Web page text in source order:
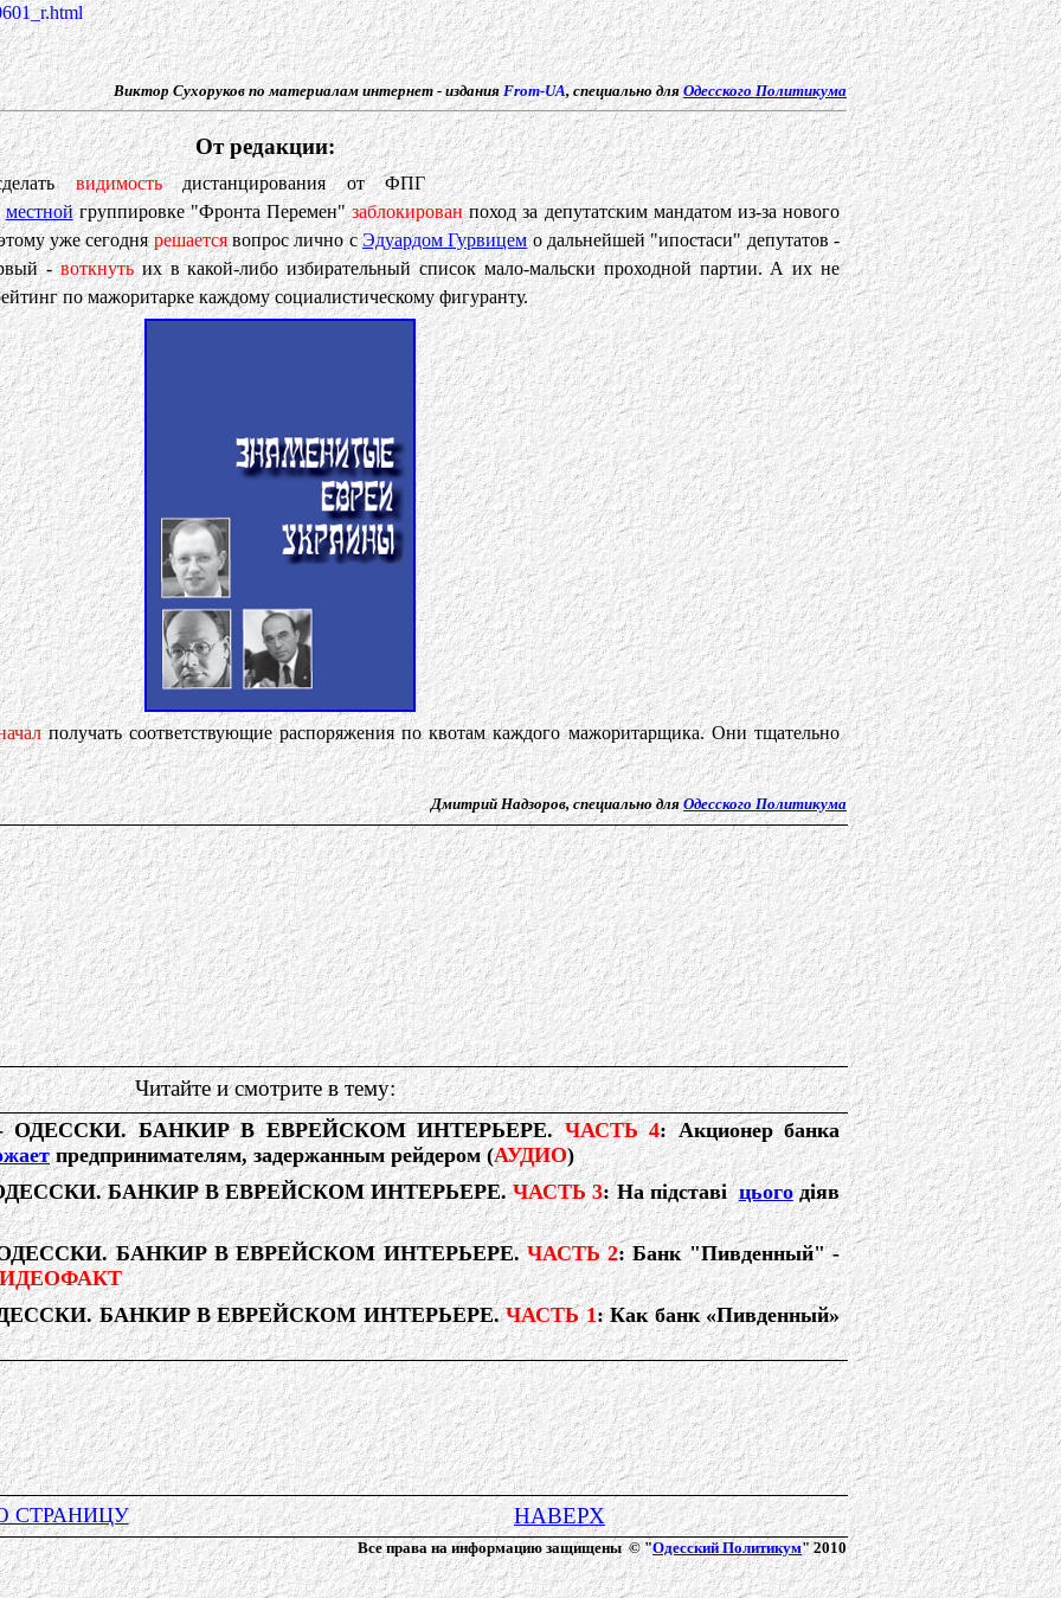
Виктор Сухоруков по материалам интернет - издания From-UA, специально дляОдесского Политикума
От редакции:
видимостьдистанцирования от ФПГ
местнойгруппировке "Фронта Перемен"заблокированпоход за депутатским мандатом из-за нового
уже сегоднярешаетсявопрос лично сЭдуардом Гурвицемо дальнейшей "ипостаси" депутатов -
-воткнутьих в какой-либо избирательный список мало-мальски проходной партии. А их не
по мажоритарке каждому социалистическому фигуранту.
получать соответствующие распоряжения по квотам каждого мажоритарщика. Они тщательно
Дмитрий Надзоров, специально дляОдесского Политикума
Читайте и смотрите в тему:
БАНКИР В ЕВРЕЙСКОМ ИНТЕРЬЕРЕ.ЧАСТЬ 4: Акционер банка
предпринимателям, задержанным рейдером (АУДИО)
БАНКИР В ЕВРЕЙСКОМ ИНТЕРЬЕРЕ.ЧАСТЬ 3: На підставіцьогодіяв
БАНКИР В ЕВРЕЙСКОМ ИНТЕРЬЕРЕ.ЧАСТЬ 2: Банк "Пивденный" -
БАНКИР В ЕВРЕЙСКОМ ИНТЕРЬЕРЕ.ЧАСТЬ 1: Как банк «Пивденный»
СТРАНИЦУ НАВЕРХ
Все права на информацию защищены © "Одесский Политикум" 2010